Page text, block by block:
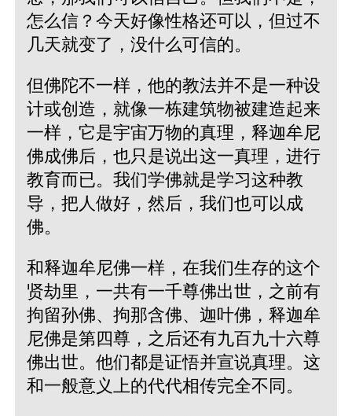
怎么信？今天好像性格还可以，但过不
几天就变了，没什么可信的。
但佛陀不一样，他的教法并不是一种设
计或创造，就像一栋建筑物被建造起来
一样，它是宇宙万物的真理，释迦牟尼
佛成佛后，也只是说出这一真理，进行
教育而已。我们学佛就是学习这种教
导，把人做好，然后，我们也可以成
佛。
和释迦牟尼佛一样，在我们生存的这个
贤劫里，一共有一千尊佛出世，之前有
拘留孙佛、拘那含佛、迦叶佛，释迦牟
尼佛是第四尊，之后还有九百九十六尊
佛出世。他们都是证悟并宣说真理。这
和一般意义上的代代相传完全不同。